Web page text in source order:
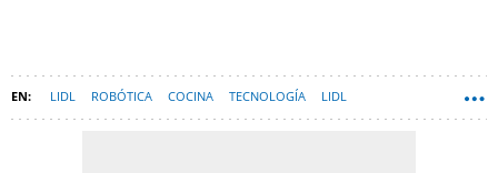
LIDL ROBÓTICA COCINA TECNOLOGÍA LIDL